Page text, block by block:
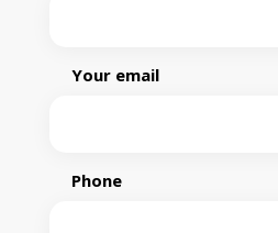
Your email
Phone